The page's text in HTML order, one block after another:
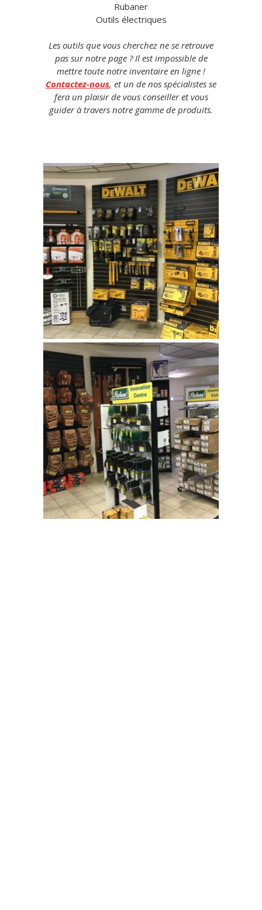
Rubaner
Outils électriques
Les outils que vous cherchez ne se retrouve
pas sur notre page ? Il est impossible de
mettre toute notre inventaire en ligne !
Contactez-nous, et un de nos spécialistes se
fera un plaisir de vous conseiller et vous
guider à travers notre gamme de produits.